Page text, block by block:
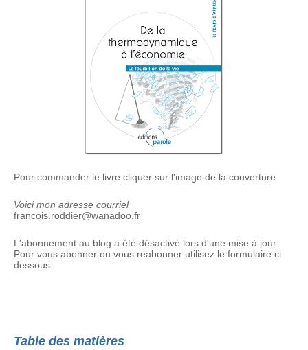
Pour commander le livre cliquer sur l'image de la couverture.
Voici mon adresse courriel
francois.roddier@wanadoo.fr
L'abonnement au blog a été désactivé lors d'une mise à jour.
Pour vous abonner ou vous reabonner utilisez le formulaire ci
dessous.
Table des matières